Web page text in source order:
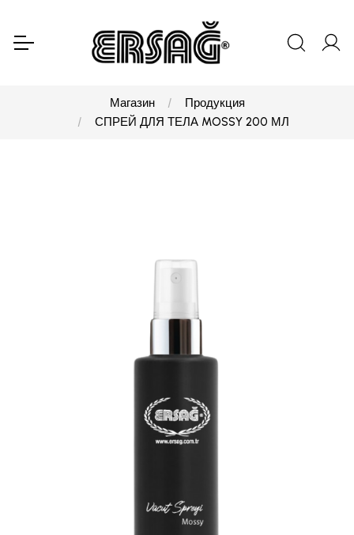
Магазин
Продукция
СПРЕЙ ДЛЯ ТЕЛА MOSSY 200 МЛ